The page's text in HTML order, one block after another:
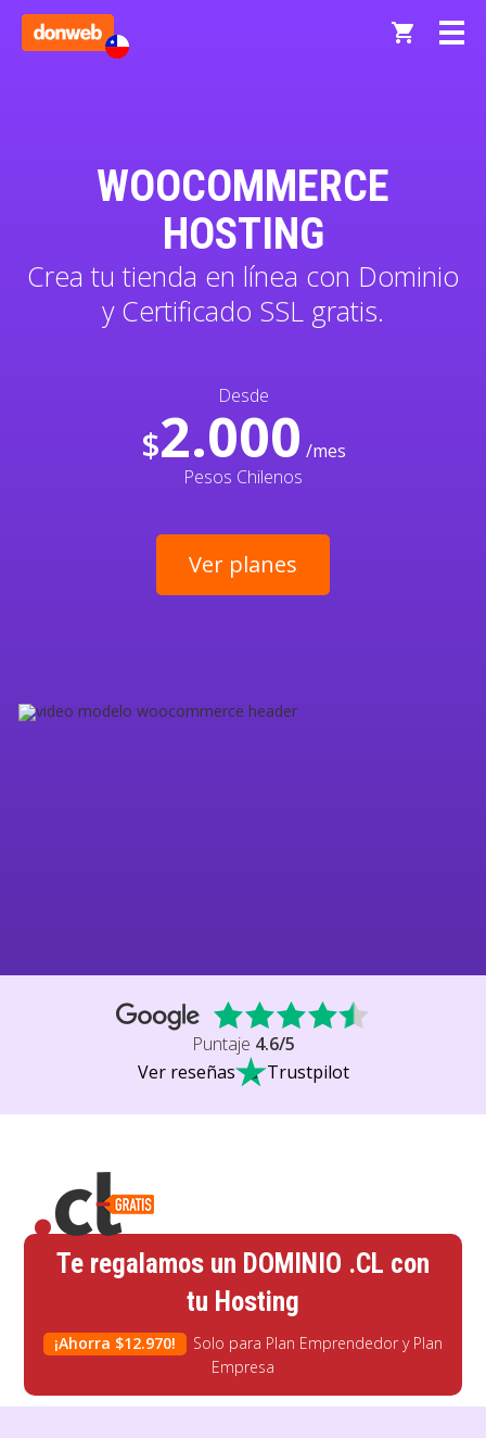
WOOCOMMERCE
HOSTING
Crea tu tienda en línea con Dominio
y Certificado SSL gratis.
Desde
$2.000 /mes
Pesos Chilenos
Ver planes
Puntaje 4.6/5
Ver reseñas
Trustpilot
Te regalamos un DOMINIO .CL con
tu Hosting
¡Ahorra $12.970!
Solo para Plan Emprendedor y Plan
Empresa